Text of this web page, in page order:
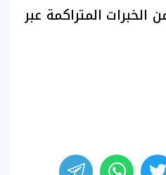
الخبرات المتراكمة عبر